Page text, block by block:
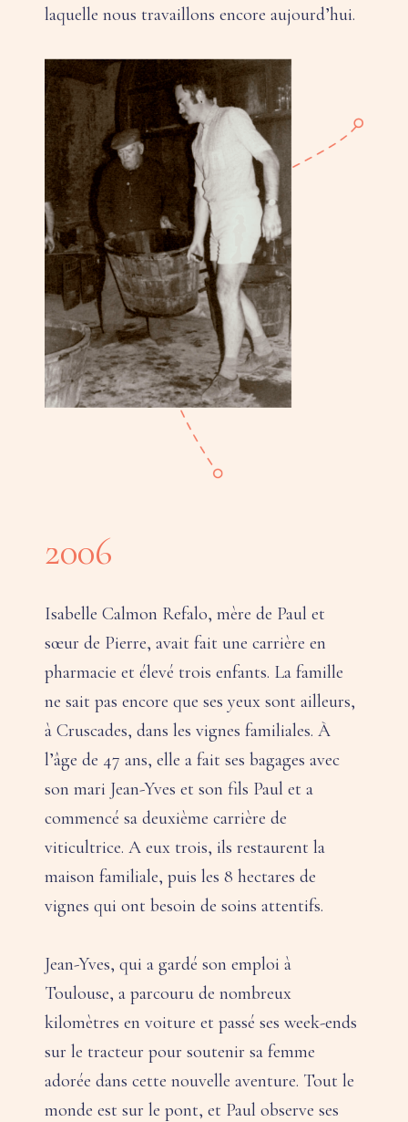
laquelle nous travaillons encore aujourd’hui.
2006
Isabelle Calmon Refalo, mère de Paul et
sœur de Pierre, avait fait une carrière en
pharmacie et élevé trois enfants. La famille
ne sait pas encore que ses yeux sont ailleurs,
à Cruscades, dans les vignes familiales. À
l’âge de 47 ans, elle a fait ses bagages avec
son mari Jean-Yves et son fils Paul et a
commencé sa deuxième carrière de
viticultrice. A eux trois, ils restaurent la
maison familiale, puis les 8 hectares de
vignes qui ont besoin de soins attentifs.
Jean-Yves, qui a gardé son emploi à
Toulouse, a parcouru de nombreux
kilomètres en voiture et passé ses week-ends
sur le tracteur pour soutenir sa femme
adorée dans cette nouvelle aventure. Tout le
monde est sur le pont, et Paul observe ses